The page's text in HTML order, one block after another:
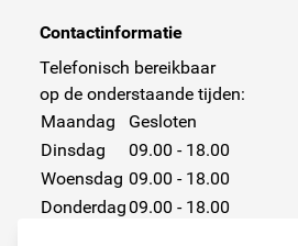
Contactinformatie
Telefonisch bereikbaar
op de onderstaande tijden:
Maandag
Gesloten
Dinsdag
09.00 - 18.00
Woensdag 09.00 - 18.00
Donderdag 09.00 - 18.00